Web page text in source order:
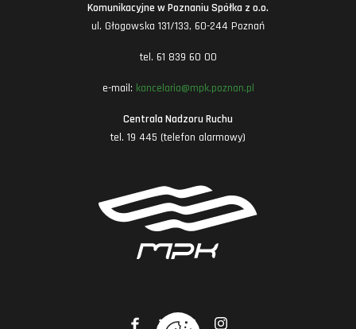
Komunikacyjne w Poznaniu Spółka z o.o.
ul. Głogowska 131/133, 60-244 Poznań
tel. 61 839 60 00
e-mail: kancelaria@mpk.poznan.pl
Centrala Nadzoru Ruchu
tel. 19 445 (telefon alarmowy)